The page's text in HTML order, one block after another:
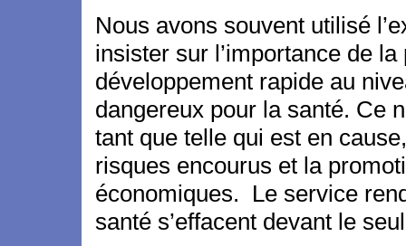
Nous avons souvent utilisé
insister sur l’importance de
développement rapide au
dangereux pour la santé. Ce
tant que telle qui est en
risques encourus et la
économiques. Le service
santé s’effacent devant le